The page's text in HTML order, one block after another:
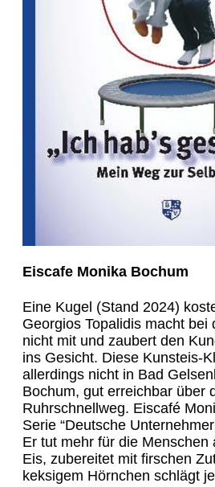
Eiscafe Monika Bochum
Eine Kugel (Stand 2024)
Georgios Topalidis macht bei
nicht mit und zaubert den
ins Gesicht. Diese Kunsteis-
allerdings nicht in Bad
Bochum, gut erreichbar über
Ruhrschnellweg. Eiscafé
Serie “Deutsche
Er tut mehr für die Menschen
Eis, zubereitet mit firschen
keksigem Hörnchen schlägt